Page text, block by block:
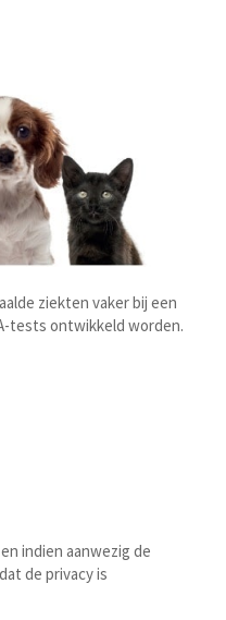
ziekten vaker bij een
tests ontwikkeld worden.
indien aanwezig de
de privacy is